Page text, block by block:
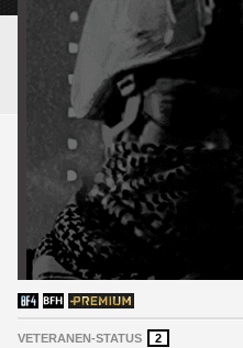
VETERANEN-STATUS 2